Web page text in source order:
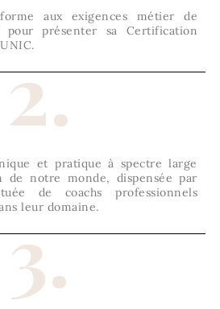
aux exigences métier de
pour présenter sa Certification
2.
et pratique à spectre large
de notre monde, dispensée par
de coachs professionnels
leur domaine.
3.